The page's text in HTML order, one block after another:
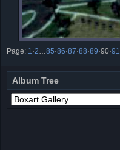
Page: 1 ·2 85·86·87·88·89·90·91
Album Tree